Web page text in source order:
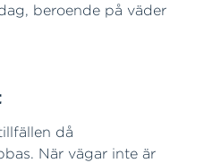
beroende på väder
då
När vägar inte är